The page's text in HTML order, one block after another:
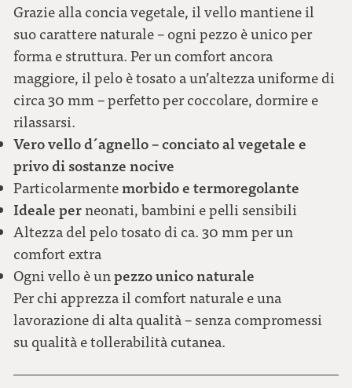
Grazie alla concia vegetale, il vello mantiene il
suo carattere naturale – ogni pezzo è unico per
forma e struttura. Per un comfort ancora
maggiore, il pelo è tosato a un’altezza uniforme di
circa 30 mm – perfetto per coccolare, dormire e
rilassarsi.
Vero vello d´agnello – conciato al vegetale e
privo di sostanze nocive
Particolarmentemorbido e termoregolante
Ideale perneonati, bambini e pelli sensibili
Altezza del pelo tosato di ca. 30 mm per un
comfort extra
Ogni vello è unpezzo unico naturale
Per chi apprezza il comfort naturale e una
lavorazione di alta qualità – senza compromessi
su qualità e tollerabilità cutanea.